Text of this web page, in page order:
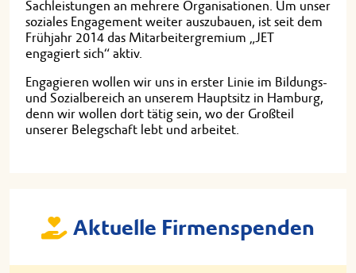
Sachleistungen an mehrere Organisationen. Um unser
soziales Engagement weiter auszubauen, ist seit dem
Frühjahr 2014 das Mitarbeitergremium „JET
engagiert sich“ aktiv.
Engagieren wollen wir uns in erster Linie im Bildungs-
und Sozialbereich an unserem Hauptsitz in Hamburg,
denn wir wollen dort tätig sein, wo der Großteil
unserer Belegschaft lebt und arbeitet.
Aktuelle Firmenspenden